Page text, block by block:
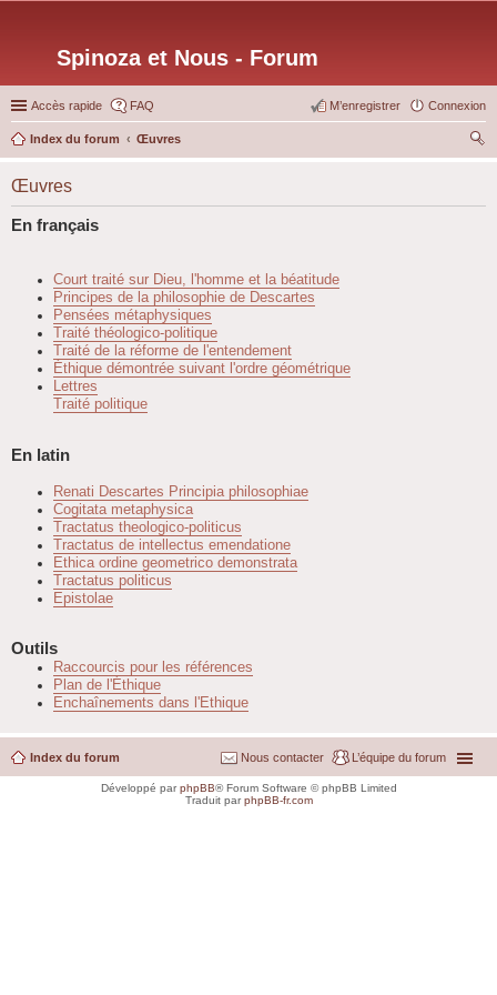
Spinoza et Nous - Forum
Accès rapide FAQ Connexion
M’enregistrer
Index du forum
Œuvres
Œuvres
En français
Court traité sur Dieu, l'homme et la béatitude
Principes de la philosophie de Descartes
Pensées métaphysiques
Traité théologico-politique
Traité de la réforme de l'entendement
Éthique démontrée suivant l'ordre géométrique
Lettres
Traité politique
En latin
Renati Descartes Principia philosophiae
Cogitata metaphysica
Tractatus theologico-politicus
Tractatus de intellectus emendatione
Ethica ordine geometrico demonstrata
Tractatus politicus
Epistolae
Outils
Raccourcis pour les références
Plan de l'Éthique
Enchaînements dans l'Ethique
Index du forum L’équipe du forum
Nous contacter
Développé parphpBB® Forum Software © phpBB Limited
Traduit parphpBB-fr.com